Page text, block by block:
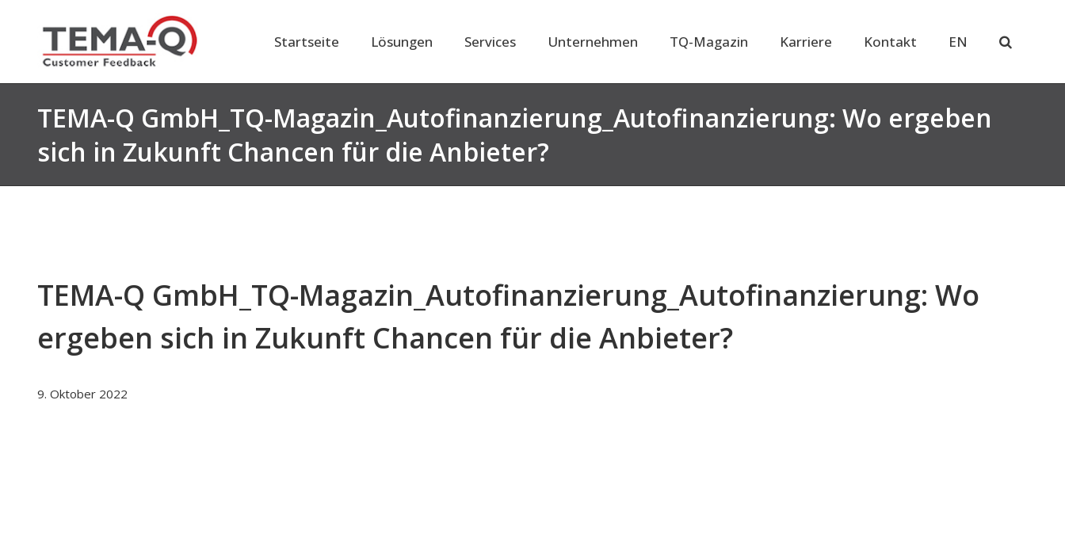
springen
Startseite Lösungen Services Unternehmen TQ-Magazin Karriere Kontakt EN
TEMA-Q GmbH_TQ-Magazin_Autofinanzierung_Autofinanzierung: Wo ergeben
sich in Zukunft Chancen für die Anbieter?
TEMA-Q GmbH_TQ-Magazin_Autofinanzierung_Autofinanzierung: Wo
ergeben sich in Zukunft Chancen für die Anbieter?
9. Oktober 2022